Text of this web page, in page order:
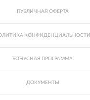
ПУБЛИЧНАЯ ОФЕРТА
КОНФИДЕНЦИАЛЬНОСТИ
БОНУСНАЯ ПРОГРАММА
ДОКУМЕНТЫ